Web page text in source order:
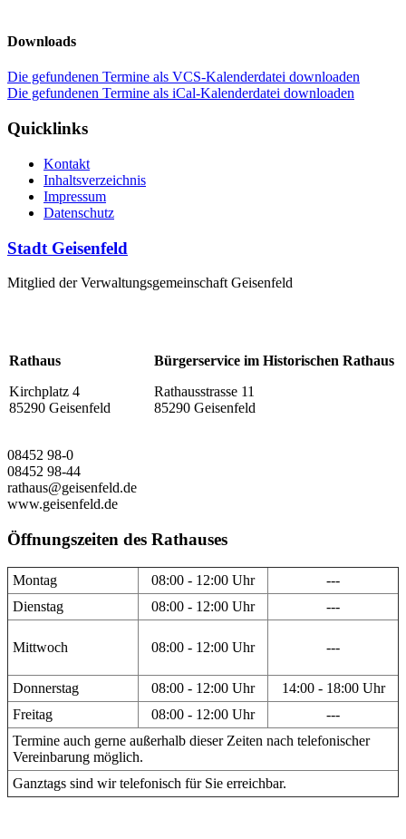
Downloads
Die gefundenen Termine als VCS-Kalenderdatei downloaden
Die gefundenen Termine als iCal-Kalenderdatei downloaden
Quicklinks
Kontakt
Inhaltsverzeichnis
Impressum
Datenschutz
Stadt Geisenfeld
Mitglied der Verwaltungsgemeinschaft Geisenfeld
Rathaus
Kirchplatz 4
85290 Geisenfeld
Bürgerservice im Historischen Rathaus
Rathausstrasse 11
85290 Geisenfeld
08452 98-0
08452 98-44
rathaus@geisenfeld.de
www.geisenfeld.de
Öffnungszeiten des Rathauses
Montag 08:00 - 12:00 Uhr
---
Dienstag
08:00 - 12:00 Uhr ---
Mittwoch 08:00 - 12:00 Uhr ---
Donnerstag 08:00 - 12:00 Uhr
14:00 - 18:00 Uhr
Freitag
08:00 - 12:00 Uhr
---
Termine auch gerne außerhalb dieser Zeiten nach telefonischer
Vereinbarung möglich.
Ganztags sind wir telefonisch für Sie erreichbar.